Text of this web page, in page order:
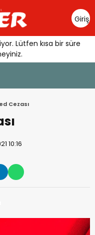
Giriş
Yap
Lütfen kısa bir süre
Cezası
10:16